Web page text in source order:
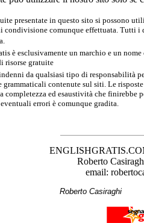
presentate in questo sito si possono
condivisione comunque effettuata. Tutti
è esclusivamente un marchio e un
risorse gratuite
da qualsiasi tipo di responsabilità
contenute sul siti. Le
completezza ed esaustività che finirebbe
errori è comunque gradita.
Roberto
email:
Roberto